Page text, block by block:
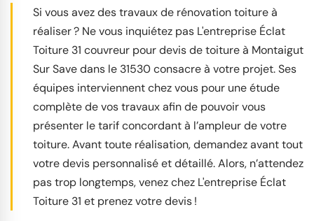
Si vous avez des travaux de rénovation toiture à
réaliser ? Ne vous inquiétez pas L'entreprise Éclat
Toiture 31 couvreur pour devis de toiture à Montaigut
Sur Save dans le 31530 consacre à votre projet. Ses
équipes interviennent chez vous pour une étude
complète de vos travaux afin de pouvoir vous
présenter le tarif concordant à l’ampleur de votre
toiture. Avant toute réalisation, demandez avant tout
votre devis personnalisé et détaillé. Alors, n’attendez
pas trop longtemps, venez chez L'entreprise Éclat
Toiture 31 et prenez votre devis !